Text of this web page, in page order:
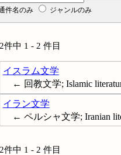
件名のみ ジャンルのみ
2件中 1 - 2 件目
イスラム文学
← 回教文学; Islamic
イラン文学
← ペルシャ文学; Iranian
2件中 1 - 2 件目